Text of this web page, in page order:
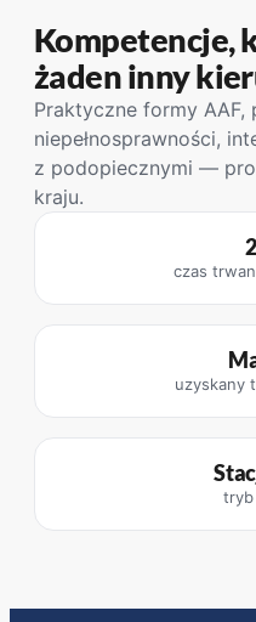
Kompetencje,
żaden inny
Praktyczne formy AAF,
niepełnosprawności,
z podopiecznymi —
kraju.
czas
uzyskany